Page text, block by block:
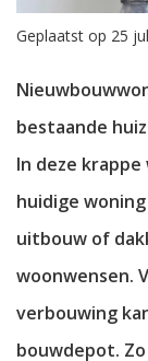
Geplaatst op 25
bestaande
In deze
huidige
uitbouw of
woonwensen.
verbouwing
bouwdepot.